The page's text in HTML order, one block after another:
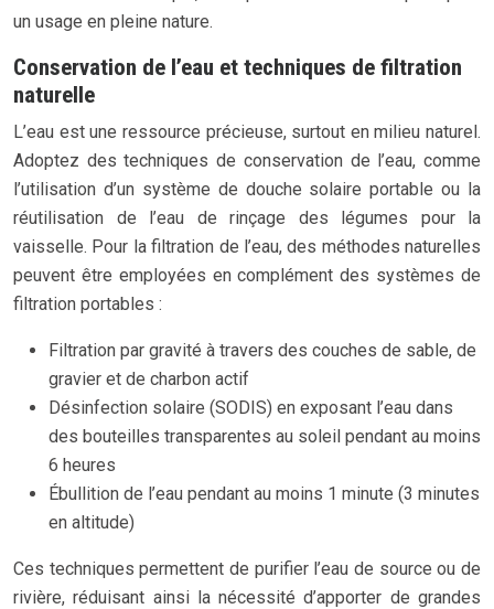
un usage en pleine nature.
Conservation de l’eau et techniques de filtration
naturelle
L’eau est une ressource précieuse, surtout en milieu naturel.
Adoptez des techniques de conservation de l’eau, comme
l’utilisation d’un système de douche solaire portable ou la
réutilisation de l’eau de rinçage des légumes pour la
vaisselle. Pour la filtration de l’eau, des méthodes naturelles
peuvent être employées en complément des systèmes de
filtration portables :
Filtration par gravité à travers des couches de sable, de
gravier et de charbon actif
Désinfection solaire (SODIS) en exposant l’eau dans
des bouteilles transparentes au soleil pendant au moins
6 heures
Ébullition de l’eau pendant au moins 1 minute (3 minutes
en altitude)
Ces techniques permettent de purifier l’eau de source ou de
rivière, réduisant ainsi la nécessité d’apporter de grandes